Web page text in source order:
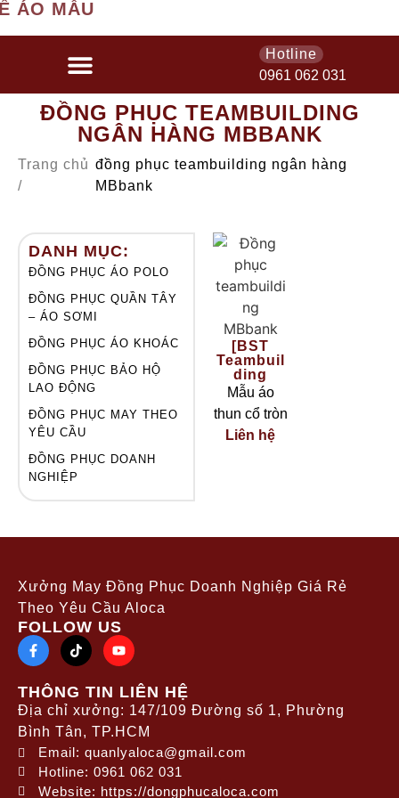
ÁO MẪU
Hotline
0961 062 031
ĐỒNG PHỤC TEAMBUILDING
NGÂN HÀNG MBBANK
Trang chủ
/
đồng phục teambuilding ngân hàng
MBbank
DANH MỤC:
ĐỒNG PHỤC ÁO POLO
ĐỒNG PHỤC QUẦN TÂY
– ÁO SƠMI
ĐỒNG PHỤC ÁO KHOÁC
ĐỒNG PHỤC BẢO HỘ
LAO ĐỘNG
ĐỒNG PHỤC MAY THEO
YÊU CẦU
ĐỒNG PHỤC DOANH
NGHIỆP
[BST
Teambuil
ding
2025]
Phục Áo
Thun Cổ
Tròn In
Mẫu áo
thun cổ tròn
MBBank
giữa sự
của thương
hiện đại.
đồng phục
Liên hệ
Xưởng May Đồng Phục Doanh Nghiệp Giá Rẻ
Theo Yêu Cầu Aloca
FOLLOW US
THÔNG TIN LIÊN HỆ
Địa chỉ xưởng: 147/109 Đường số 1, Phường
Bình Tân, TP.HCM
Email: quanlyaloca@gmail.com
Hotline: 0961 062 031
Website: https://dongphucaloca.com